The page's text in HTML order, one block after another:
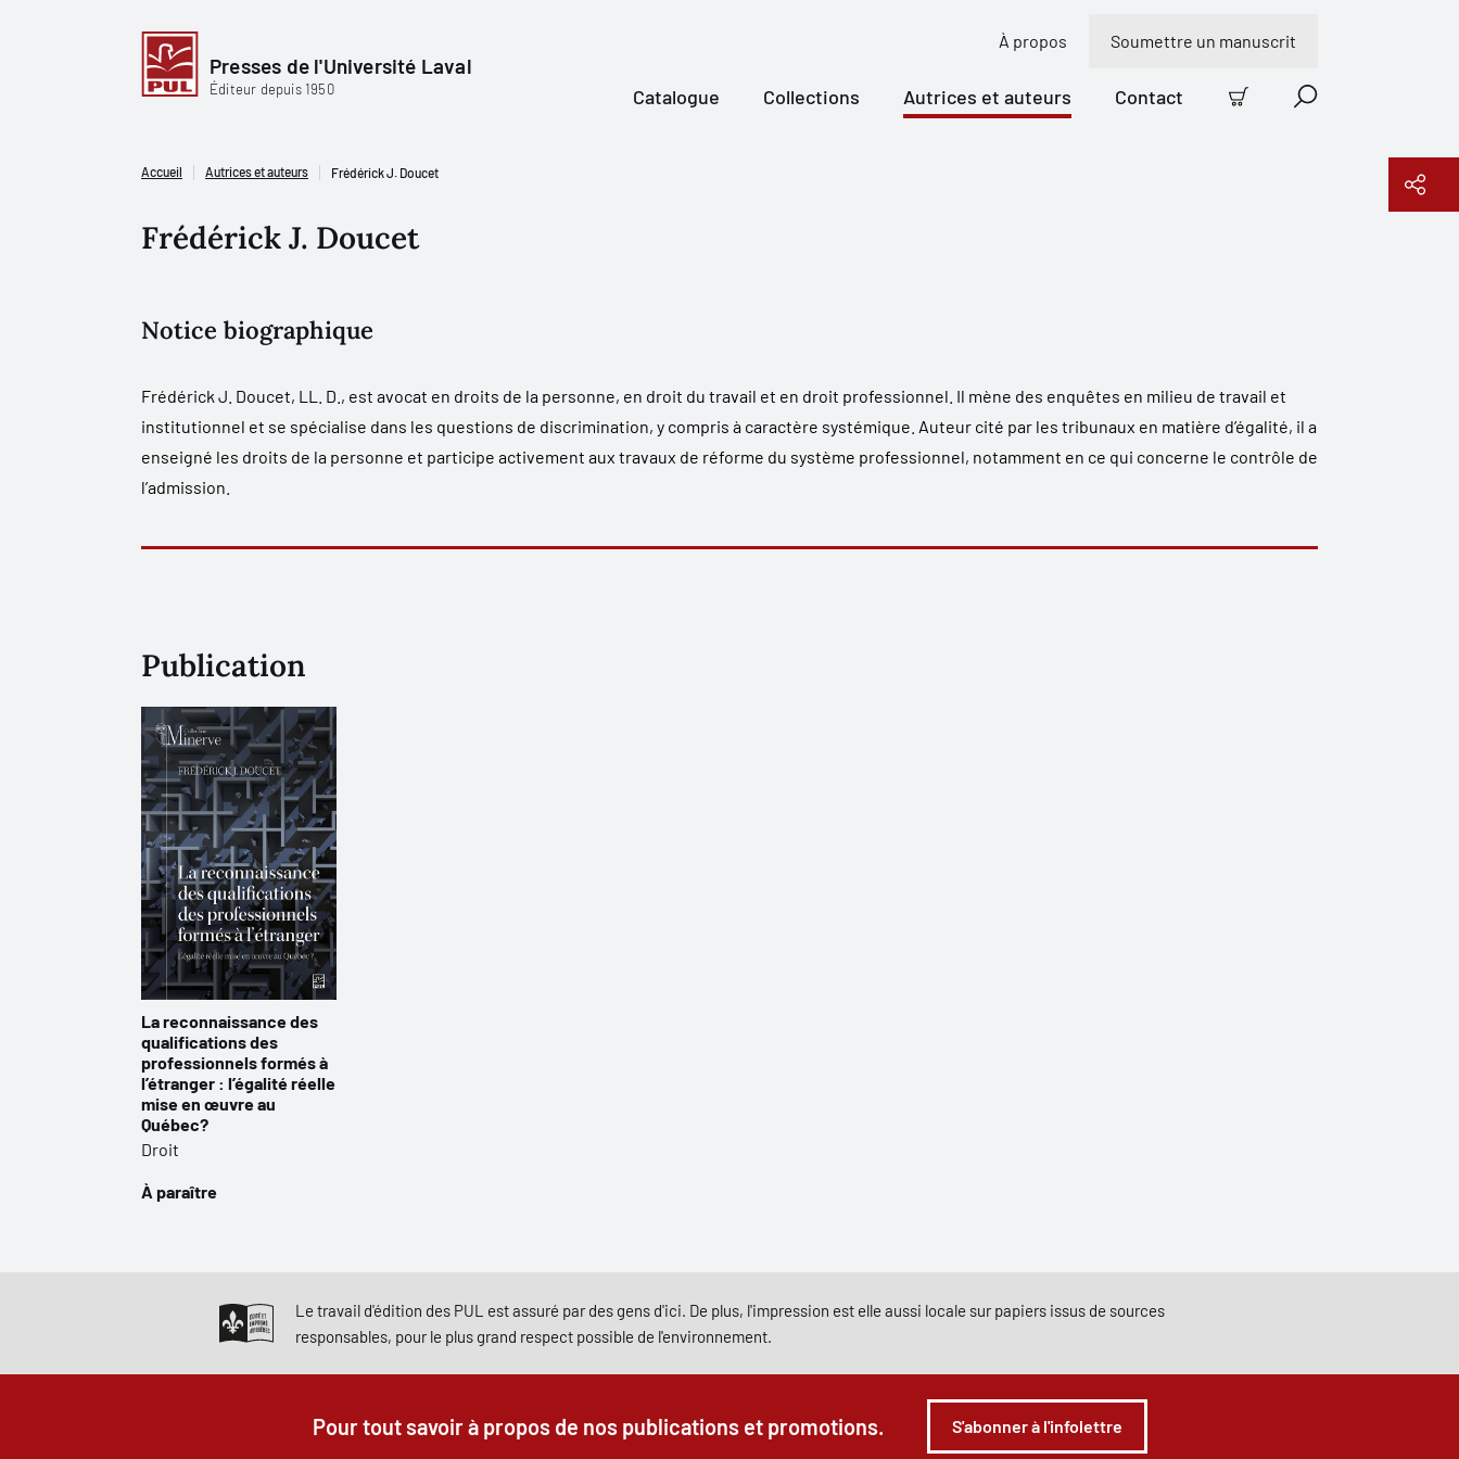
Presses de l'Université Laval
Éditeur depuis 1950
À propos Soumettre un manuscrit
Catalogue Collections Autrices et auteurs Contact
Panier Recherche
Accueil Autrices et auteurs Frédérick J. Doucet
Frédérick J. Doucet
Notice biographique
Frédérick J. Doucet, LL. D., est avocat en droits de la personne, en droit du travail et en droit professionnel. Il mène des enquêtes en milieu de travail et
institutionnel et se spécialise dans les questions de discrimination, y compris à caractère systémique. Auteur cité par les tribunaux en matière d’égalité, il a
enseigné les droits de la personne et participe activement aux travaux de réforme du système professionnel, notamment en ce qui concerne le contrôle de
l’admission.
Publication
La reconnaissance des
qualifications des
professionnels formés à
l’étranger : l’égalité réelle
mise en œuvre au
Québec?
Droit
À paraître
Le travail d'édition des PUL est assuré par des gens d'ici. De plus, l'impression est elle aussi locale sur papiers issus de sources
responsables, pour le plus grand respect possible de l'environnement.
Pour tout savoir à propos de nos publications et promotions. S'abonner à l'infolettre